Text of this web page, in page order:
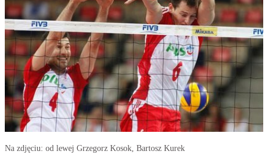
Na zdjęciu: od lewej Grzegorz Kosok, Bartosz Kurek